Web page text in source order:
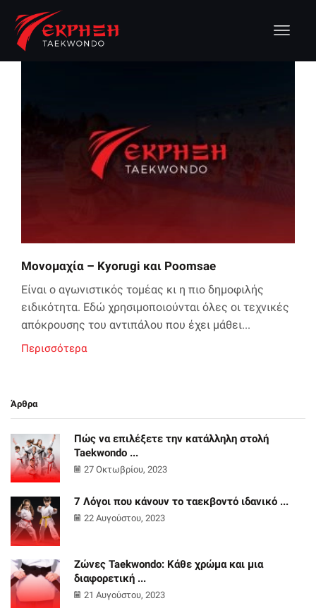
Μονομαχία – Kyorugi και Poomsae
Είναι ο αγωνιστικός τομέας κι η πιο δημοφιλής
ειδικότητα. Εδώ χρησιμοποιούνται όλες οι τεχνικές
απόκρουσης του αντιπάλου που έχει μάθει...
Περισσότερα
Άρθρα
Πώς να επιλέξετε την κατάλληλη στολή
Taekwondo ...
27 Οκτωβρίου, 2023
7 Λόγοι που κάνουν το ταεκβοντό ιδανικό ...
22 Αυγούστου, 2023
Ζώνες Taekwondo: Κάθε χρώμα και μια
διαφορετική ...
21 Αυγούστου, 2023